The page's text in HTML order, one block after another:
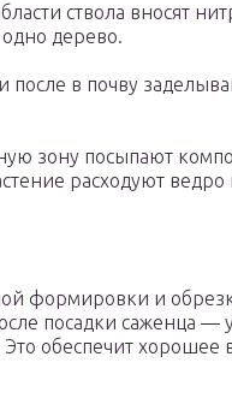
ствола вносят
дерево.
в почву
зону посыпают
расходуют ведро
формировки и
посадки саженца —
обеспечит хорошее